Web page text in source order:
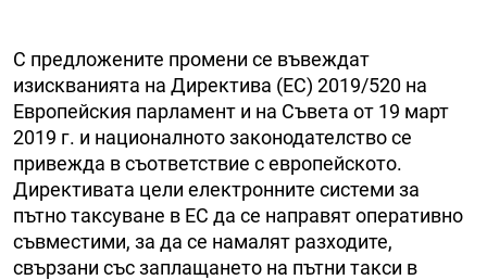
С предложените промени се въвеждат
изискванията на Директива (ЕС) 2019/520 на
Европейския парламент и на Съвета от 19 март
2019 г. и националното законодателство се
привежда в съответствие с европейското.
Директивата цели електронните системи за
пътно таксуване в ЕС да се направят оперативно
съвместими, за да се намалят разходите,
свързани със заплащането на пътни такси в